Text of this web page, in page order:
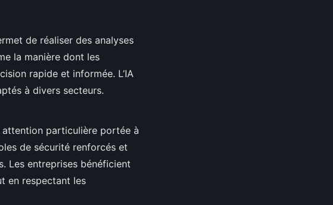
de réaliser des analyses
la manière dont les
rapide et informée. L’IA
à divers secteurs.
attention particulière portée à
de sécurité renforcés et
Les entreprises bénéficient
en respectant les